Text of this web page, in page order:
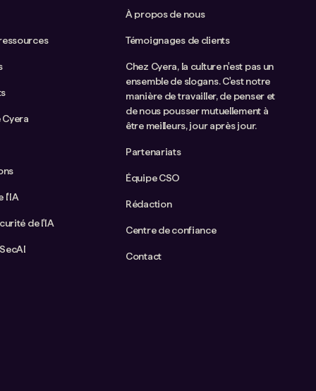
Cyera
l'IA
de l'IA
À propos de nous
Témoignages de clients
Chez Cyera, la culture n'est pas un
ensemble de slogans. C'est notre
manière de travailler, de penser et
de nous pousser mutuellement à
être meilleurs, jour après jour.
Partenariats
Équipe CSO
Rédaction
Centre de confiance
Contact